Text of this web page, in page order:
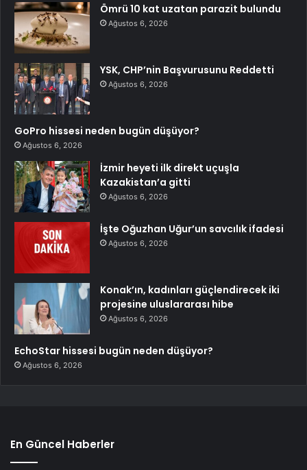
Ömrü 10 kat uzatan parazit bulundu
Ağustos 6, 2026
YSK, CHP’nin Başvurusunu Reddetti
Ağustos 6, 2026
GoPro hissesi neden bugün düşüyor?
Ağustos 6, 2026
İzmir heyeti ilk direkt uçuşla
Kazakistan’a gitti
Ağustos 6, 2026
İşte Oğuzhan Uğur’un savcılık ifadesi
Ağustos 6, 2026
Konak’ın, kadınları güçlendirecek iki
projesine uluslararası hibe
Ağustos 6, 2026
EchoStar hissesi bugün neden düşüyor?
Ağustos 6, 2026
En Güncel Haberler